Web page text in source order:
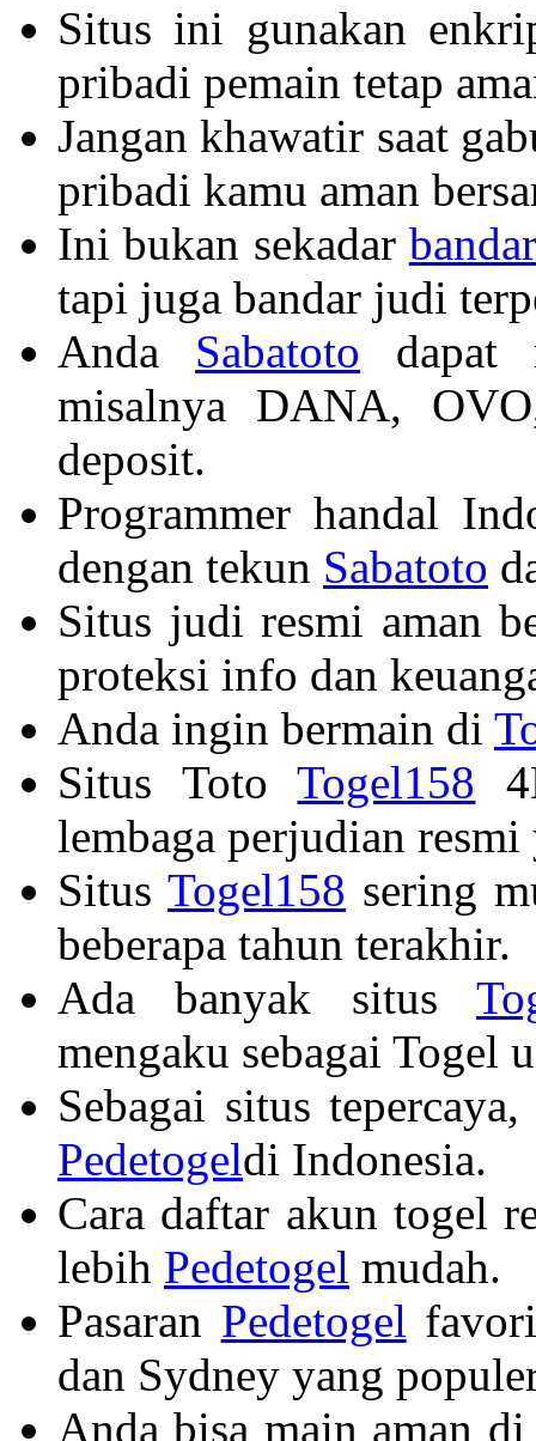
Situs ini gunakan
pribadi pemain tetap
Jangan khawatir saat
pribadi kamu aman
Ini bukan sekadar
tapi juga bandar judi
Anda Sabatoto dapat
misalnya DANA,
deposit.
Programmer handal
dengan tekun Sabatoto
Situs judi resmi aman
proteksi info dan
Anda ingin bermain di
Situs TotoTogel158
lembaga perjudian
Situs Togel158 sering
beberapa tahun terakhir.
Ada banyak situs
mengaku sebagai Togel
Sebagai situs
Pedetogeldi Indonesia.
Cara daftar akun togel
lebih Pedetogel mudah.
Pasaran Pedetogel
dan Sydney yang
Anda bisa main aman